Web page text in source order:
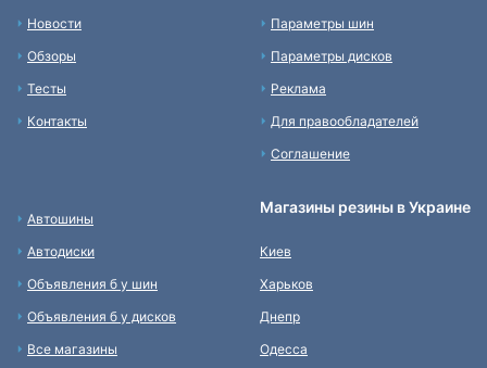
Новости
Обзоры
Тесты
Контакты
Параметры шин
Параметры дисков
Реклама
Для правообладателей
Соглашение
Автошины
Автодиски
Объявления б у шин
Объявления б у дисков
Все магазины
Магазины резины в Украине
Киев
Харьков
Днепр
Одесса